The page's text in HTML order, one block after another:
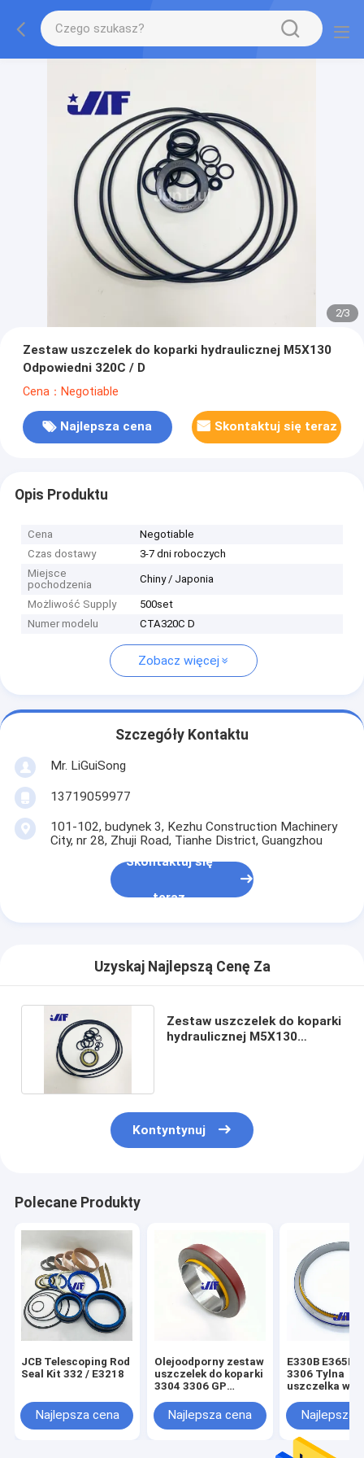
2/3
Zestaw uszczelek do koparki hydraulicznej M5X130
Odpowiedni 320C / D
Cena：Negotiable
Najlepsza cena Skontaktuj się teraz
Opis Produktu
Cena
Negotiable
Czas dostawy
3-7 dni roboczych
Miejsce
pochodzenia
Chiny / Japonia
Możliwość Supply
500set
Numer modelu
CTA320C D
Zobacz więcej
Szczegóły Kontaktu
Mr. LiGuiSong
13719059977
101-102, budynek 3, Kezhu Construction Machinery
City, nr 28, Zhuji Road, Tianhe District, Guangzhou
Skontaktuj się
teraz
Uzyskaj Najlepszą Cenę Za
Zestaw uszczelek do koparki
hydraulicznej M5X130
Kontyntynuj
Polecane Produkty
JCB Telescoping Rod
Seal Kit 332 / E3218
Najlepsza cena
Olejoodporny zestaw
uszczelek do koparki
3304 3306 GP
wału korbowego
9Y9895
Najlepsza cena
E330B E365B
3306 Tylna
uszczelka
3256191
Najlepsza